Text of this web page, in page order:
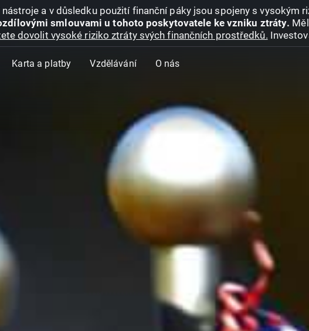
a v důsledku použití finanční páky jsou spojeny s vysokým
smlouvami u tohoto poskytovatele ke vzniku ztráty.
dovolit vysoké riziko ztráty svých finančních prostředků.
Karta a platby Vzdělávání O nás